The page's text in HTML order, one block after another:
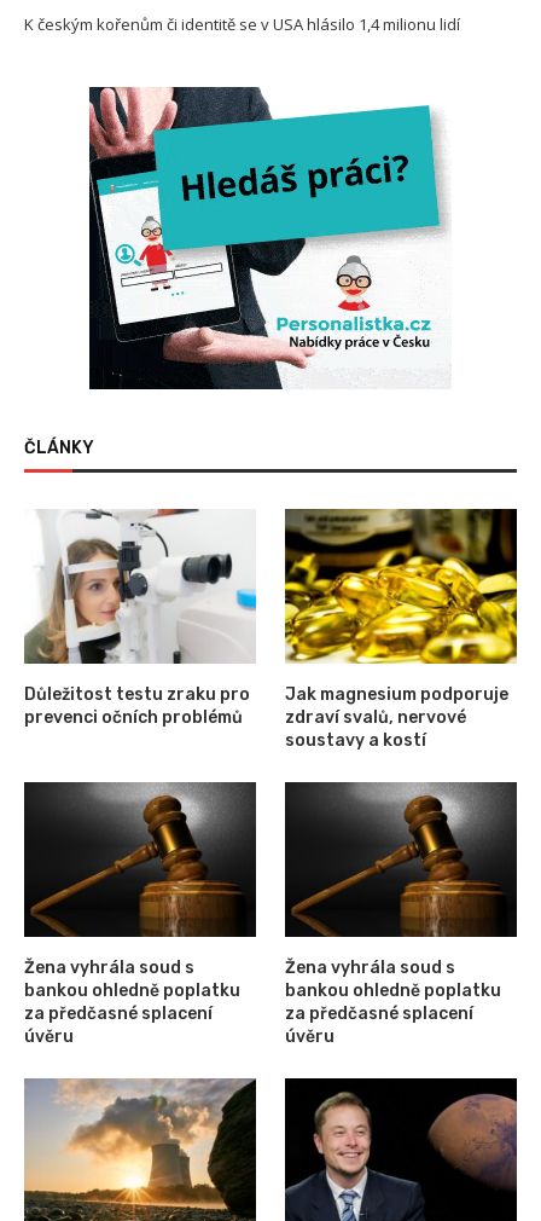
K českým kořenům či identitě se v USA hlásilo 1,4 milionu lidí
ČLÁNKY
Důležitost testu zraku pro
prevenci očních problémů
Jak magnesium podporuje
zdraví svalů, nervové
soustavy a kostí
Žena vyhrála soud s
bankou ohledně poplatku
za předčasné splacení
úvěru
Žena vyhrála soud s
bankou ohledně poplatku
za předčasné splacení
úvěru